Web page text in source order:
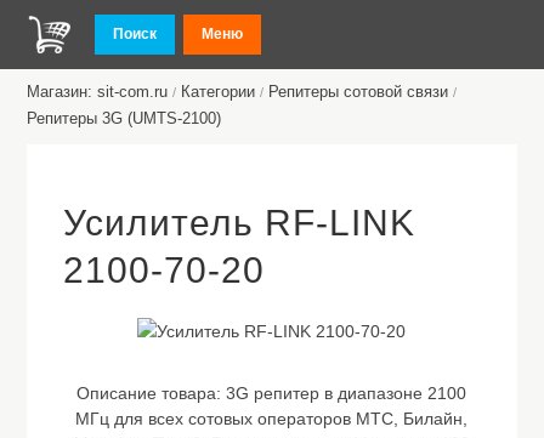
Поиск Меню
Магазин: sit-com.ru / Категории / Репитеры сотовой связи /
Репитеры 3G (UMTS-2100)
Усилитель RF-LINK
2100-70-20
Описание товара:3G репитер в диапазоне 2100
МГц для всех сотовых операторов МТС, Билайн,